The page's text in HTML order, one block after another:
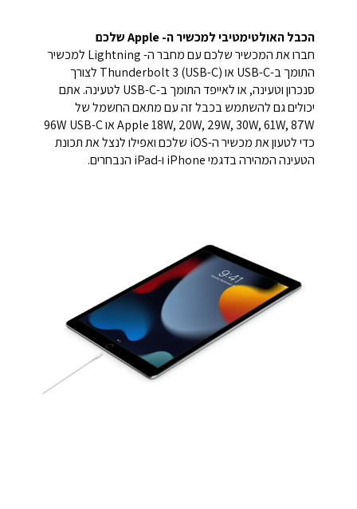
הכבל האולטימטיבי למכשיר ה- Apple שלכם
חברו את המכשיר שלכם עם מחבר ה- Lightning למכשיר
התומך ב-USB-C או Thunderbolt 3 (USB-C) לצורך
סנכרון וטעינה, או לאייפד התומך ב-USB-C לטעינה. אתם
יכולים גם להשתמש בכבל זה עם מתאם החשמל של
Apple 18W, 20W, 29W, 30W, 61W, 87W או 96W USB-C
כדי לטעון את מכשיר ה-iOS שלכם ואפילו לנצל את תכונת
הטעינה המהירה בדגמי iPhone ו-iPad הנבחרים.